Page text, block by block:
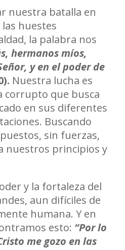
nuestra batalla en
huestes
la palabra nos
hermanos míos,
y en el poder de
Nuestra lucha es
corrupto que busca
en sus diferentes
Buscando
sin fuerzas,
nuestros principios y
y la fortaleza del
aun difíciles de
humana. Y en
esto: “Por lo
me gozo en las